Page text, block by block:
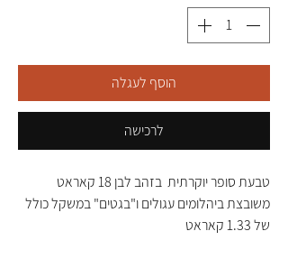
הוסף לעגלה
לרכישה
טבעת סופר יוקרתית בזהב לבן 18 קאראט
משובצת ביהלומים עגולים ו"בגטים" במשקל כולל
של 1.33 קאראט